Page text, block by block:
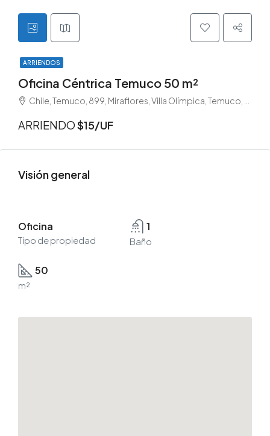
ARRIENDOS
Oficina Céntrica Temuco 50 m²
Chile, Temuco, 899, Miraflores, Villa Olímpica, Temuco, Provincia de Cautín, Región de la Araucanía, 4790703, Chile
ARRIENDO$15/UF
Visión general
Oficina
Tipo de propiedad
1
Baño
50
m²